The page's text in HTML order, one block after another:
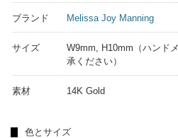
ブランド Melissa Joy Manning
サイズ
W9mm, H10mm（ハンド
承ください）
素材 14K Gold
色とサイズ